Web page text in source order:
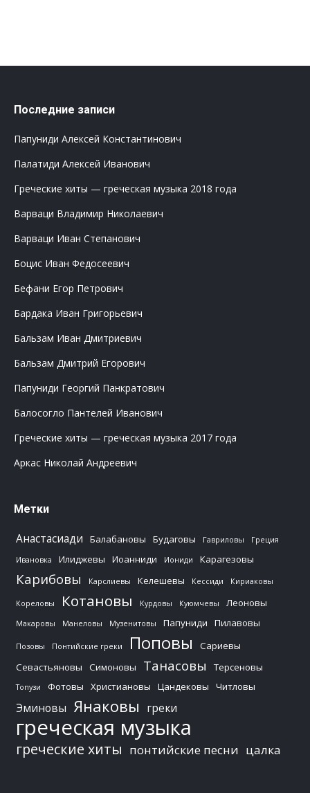
Последние записи
Папуниди Алексей Константинович
Палатиди Алексей Иванович
Греческие хиты — греческая музыка 2018 года
Варваци Владимир Николаевич
Варваци Иван Степанович
Боцис Иван Федосеевич
Бефани Егор Петрович
Бардака Иван Григорьевич
Бальзам Иван Дмитриевич
Бальзам Дмитрий Егорович
Папуниди Георгий Панкратович
Балосогло Пантелей Иванович
Греческие хиты — греческая музыка 2017 года
Аркас Николай Андреевич
Метки
Анастасиади Балабановы Будаговы Гавриловы Греция
Ивановка Илиджевы Иоанниди Иониди Карагезовы
Карибовы Карслиевы Келешевы Кессиди Кириаковы
Кореловы Котановы Курдовы Куюмчевы Леоновы
Макаровы Манеловы Музенитовы Папуниди Пилавовы
Позовы Понтийские греки Поповы
Сариевы
Севастьяновы
Симоновы Танасовы Терсеновы
Топузи Фотовы Христиановы Цандековы Читловы
Эминовы Янаковы греки
греческая музыка
греческие хиты понтийские песни цалка